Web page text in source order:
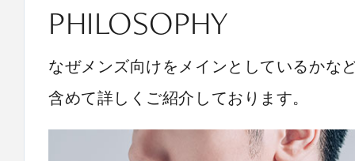
PHILOSOPHY
なぜメンズ向けをメインとしているかな
含めて詳しくご紹介しております。